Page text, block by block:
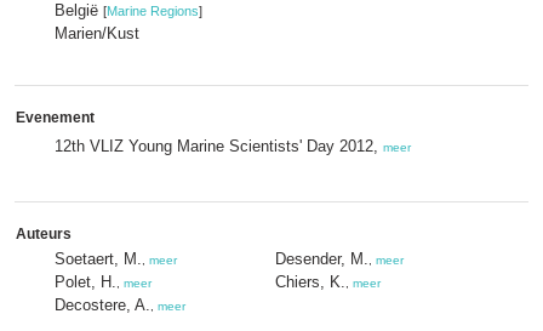
België [Marine Regions]
Marien/Kust
Evenement
12th VLIZ Young Marine Scientists' Day 2012, meer
Auteurs
Soetaert, M. meer
Polet, H. meer
Decostere, A. meer
Desender, M. meer
Chiers, K. meer